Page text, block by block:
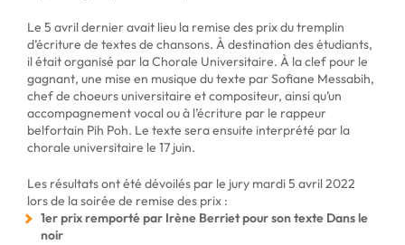
Le 5 avril dernier avait lieu la remise des prix du tremplin
d’écriture de textes de chansons. À destination des étudiants,
il était organisé par la Chorale Universitaire. À la clef pour le
gagnant, une mise en musique du texte par Sofiane Messabih,
chef de choeurs universitaire et compositeur, ainsi qu’un
accompagnement vocal ou à l’écriture par le rappeur
belfortain Pih Poh. Le texte sera ensuite interprété par la
chorale universitaire le 17 juin.
Les résultats ont été dévoilés par le jury mardi 5 avril 2022
lors de la soirée de remise des prix :
1er prix remporté par Irène Berriet pour son texte Dans le
noir